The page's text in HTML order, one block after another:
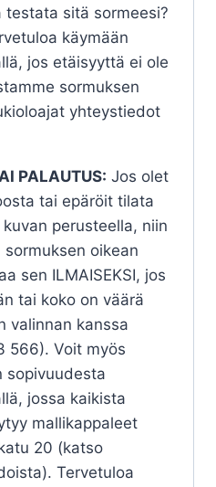
testata sitä sormeesi?
käymään
jos etäisyyttä ei ole
sormuksen
yhteystiedot
PALAUTUS: Jos olet
tai epäröit tilata
perusteella, niin
oikean
sen ILMAISEKSI, jos
tai koko on väärä
valinnan kanssa
566). Voit myös
sopivuudesta
jossa kaikista
mallikappaleet
20 (katso
Tervetuloa